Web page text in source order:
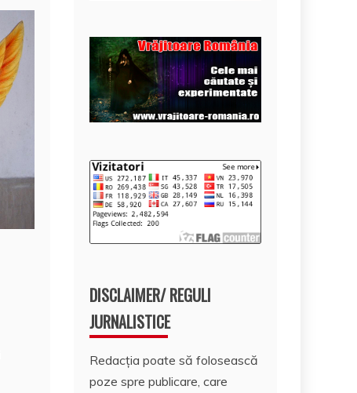
DISCLAIMER/ REGULI
JURNALISTICE
Redacția poate să folosească
poze spre publicare, care